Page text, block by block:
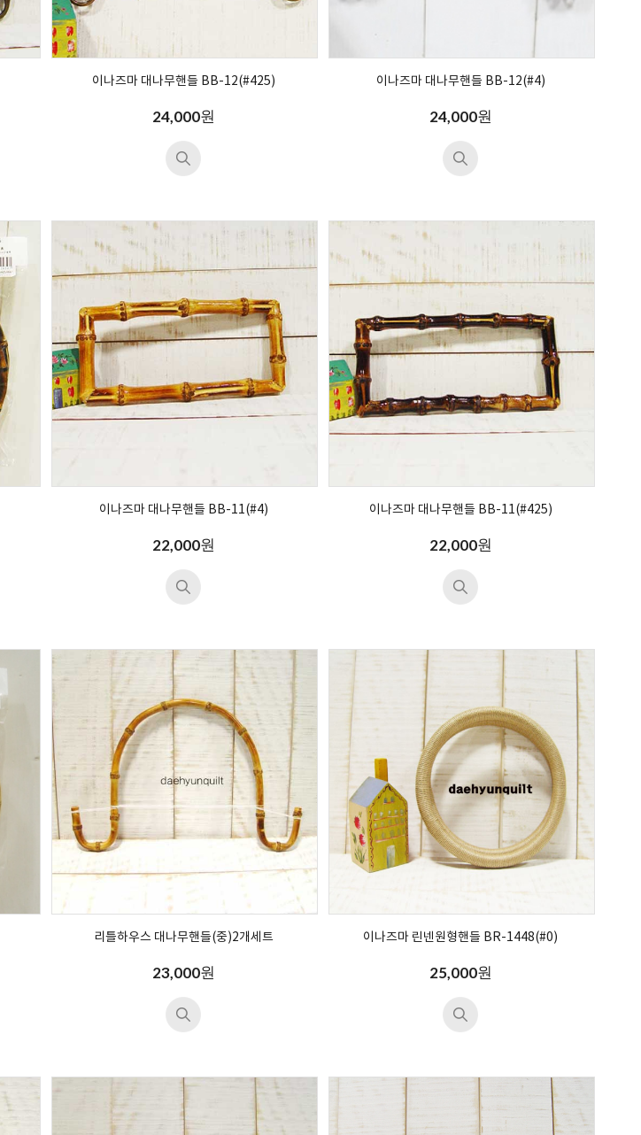
이나즈마 대나무핸들 BB-12(#425)
24,000원
이나즈마 대나무핸들 BB-12(#4)
24,000원
이나즈마 대나무핸들 BB-11(#4)
22,000원
이나즈마 대나무핸들 BB-11(#425)
22,000원
리틀하우스 대나무핸들(중)2개세트
23,000원
이나즈마 린넨원형핸들 BR-1448(#0)
25,000원